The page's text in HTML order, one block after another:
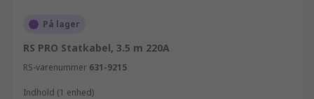
standarder for hurtig og effektiv levering. Hvis du
din ordre, kan vi tilbyde online ekspertrådgivning
fra erfarne teknikere.
På lager
RS PRO Statkabel, 3.5 m 220A
RS-varenummer 631-9215
Indhold (1 enhed)